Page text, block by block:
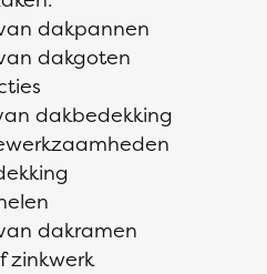
dakpannen
dakgoten
dakbedekking
dakramen
zinkwerk